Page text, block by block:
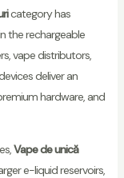
category has
the rechargeable
vape distributors,
deliver an
hardware, and
Vape de unică
e-liquid reservoirs,